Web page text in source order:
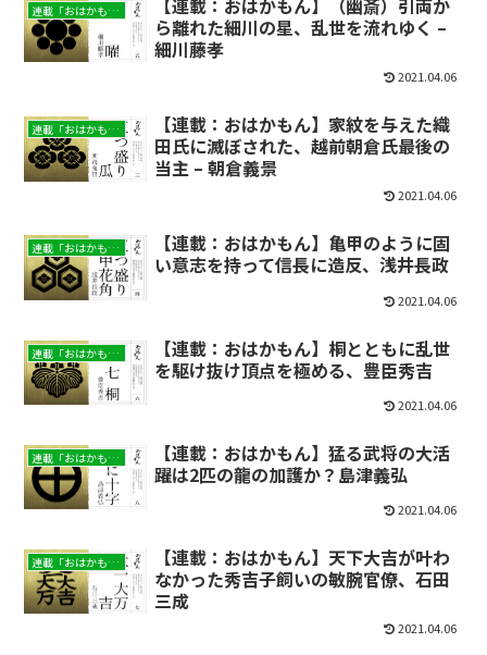
連載「おはかもん」
【連載：おはかもん】（幽斎）引両か
ら離れた細川の星、乱世を流れゆく –
細川藤孝
2021.04.06
連載「おはかもん」
【連載：おはかもん】家紋を与えた織
田氏に滅ぼされた、越前朝倉氏最後の
当主 – 朝倉義景
2021.04.06
連載「おはかもん」
【連載：おはかもん】亀甲のように固
い意志を持って信長に造反、浅井長政
2021.04.06
連載「おはかもん」
【連載：おはかもん】桐とともに乱世
を駆け抜け頂点を極める、豊臣秀吉
2021.04.06
連載「おはかもん」
【連載：おはかもん】猛る武将の大活
躍は2匹の龍の加護か？島津義弘
2021.04.06
連載「おはかもん」
【連載：おはかもん】天下大吉が叶わ
なかった秀吉子飼いの敏腕官僚、石田
三成
2021.04.06